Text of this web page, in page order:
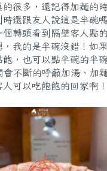
的很多，還記得加麵的
還跟友人說這是半碗
轉頭看到隔壁客人點
我的是半碗沒錯！如
，也可以點半碗的半
不斷的呼籲加湯、加
可以吃飽飽的回家啊！